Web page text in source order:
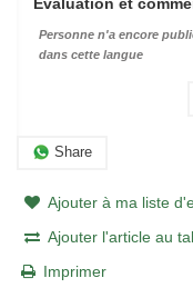
Personne n'a encore
dans cette langue
Share
Ajouter à ma liste
Ajouter l'article au
Imprimer